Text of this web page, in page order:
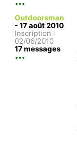
Outdoorsman
- 17 août 2010
Inscription :
02/06/2010
17 messages